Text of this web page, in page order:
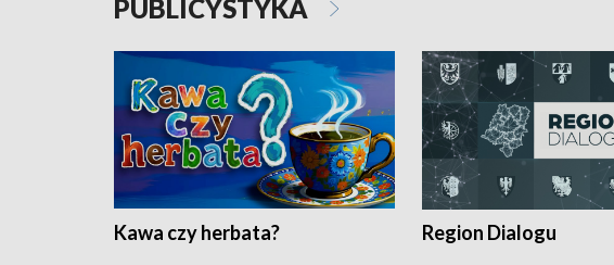
PUBLICYSTYKA
Kawa czy herbata? Region Dialogu